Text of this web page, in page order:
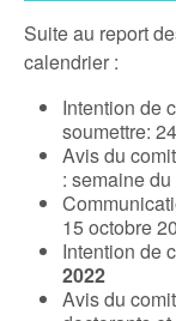
Suite au report
calendrier :
Intention de
soumettre:
Avis du
: semaine
15 octobre
Intention de
2022
Avis du